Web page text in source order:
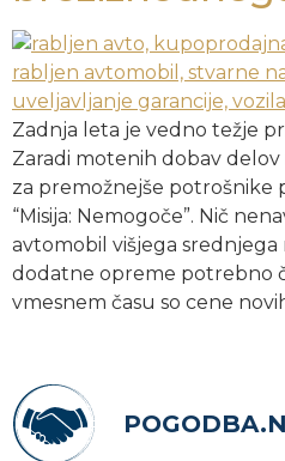
Zadnja leta je vedno težje
Zaradi motenih dobav
za premožnejše potrošnike
“Misija: Nemogoče”. Nič
avtomobil višjega srednjega
dodatne opreme potrebno
vmesnem času so cene